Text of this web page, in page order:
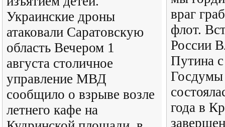
Украинские дроны
атаковали Саратовскую
область Вечером 1
августа столичное
управление МВД
сообщило о взрыве возле
летнего кафе на
враг
флот.
России
Путина
года в